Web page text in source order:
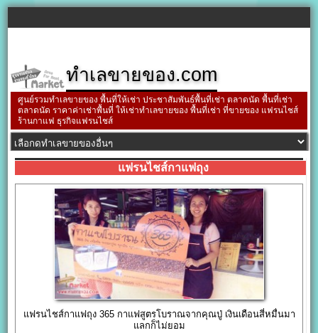
ทำเลขายของ.com
ศูนย์รวมทำเลขายของ พื้นที่ให้เช่า ประชาสัมพันธ์พื้นที่เช่า ตลาดนัด พื้นที่เช่า
ตลาดนัด ราคาค่าเช่าพื้นที่ ให้เช่าทำเลขายของ พื้นที่เช่า ที่ขายของ แฟรนไชส์
ร้านกาแฟ ธุรกิจแฟรนไชส์
แฟรนไชส์กาแฟถุง
แฟรนไชส์กาแฟถุง 365 กาแฟสูตรโบราณจากคุณปู่ เงินเดือนสี่หมื่นมา
แลกก็ไม่ยอม